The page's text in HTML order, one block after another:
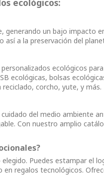
un bajo impacto
así a la preservación del
ecológicos
ecológicas, bolsas
corcho, yute, y más.
del medio ambiente
Con nuestro amplio
Puedes estampar el
regalos tecnológicos.